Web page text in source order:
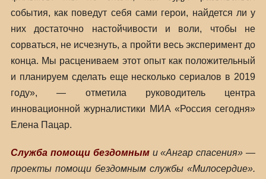
события, как поведут себя сами герои, найдется ли у
них достаточно настойчивости и воли, чтобы не
сорваться, не исчезнуть, а пройти весь эксперимент до
конца. Мы расцениваем этот опыт как положительный
и планируем сделать еще несколько сериалов в 2019
году», — отметила руководитель центра
инновационной журналистики МИА «Россия сегодня»
Елена Пацар.
Служба помощи бездомными «Ангар спасения» —
проекты помощи бездомным службы «Милосердие».